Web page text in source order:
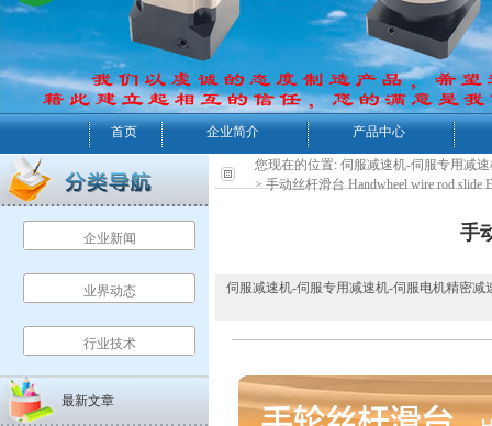
首页 企业简介 产品中心
企业新闻
业界动态
行业技术
最新文章
您现在的位置: 伺服减速机-伺服专用减
> 手动丝杆滑台 Handwheel wire rod slide
手
伺服减速机-伺服专用减速机-伺服电机精密减